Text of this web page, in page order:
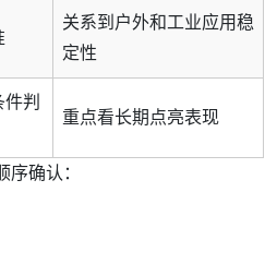
关系到户外和工业应用稳
定性
判
重点看长期点亮表现
确认：